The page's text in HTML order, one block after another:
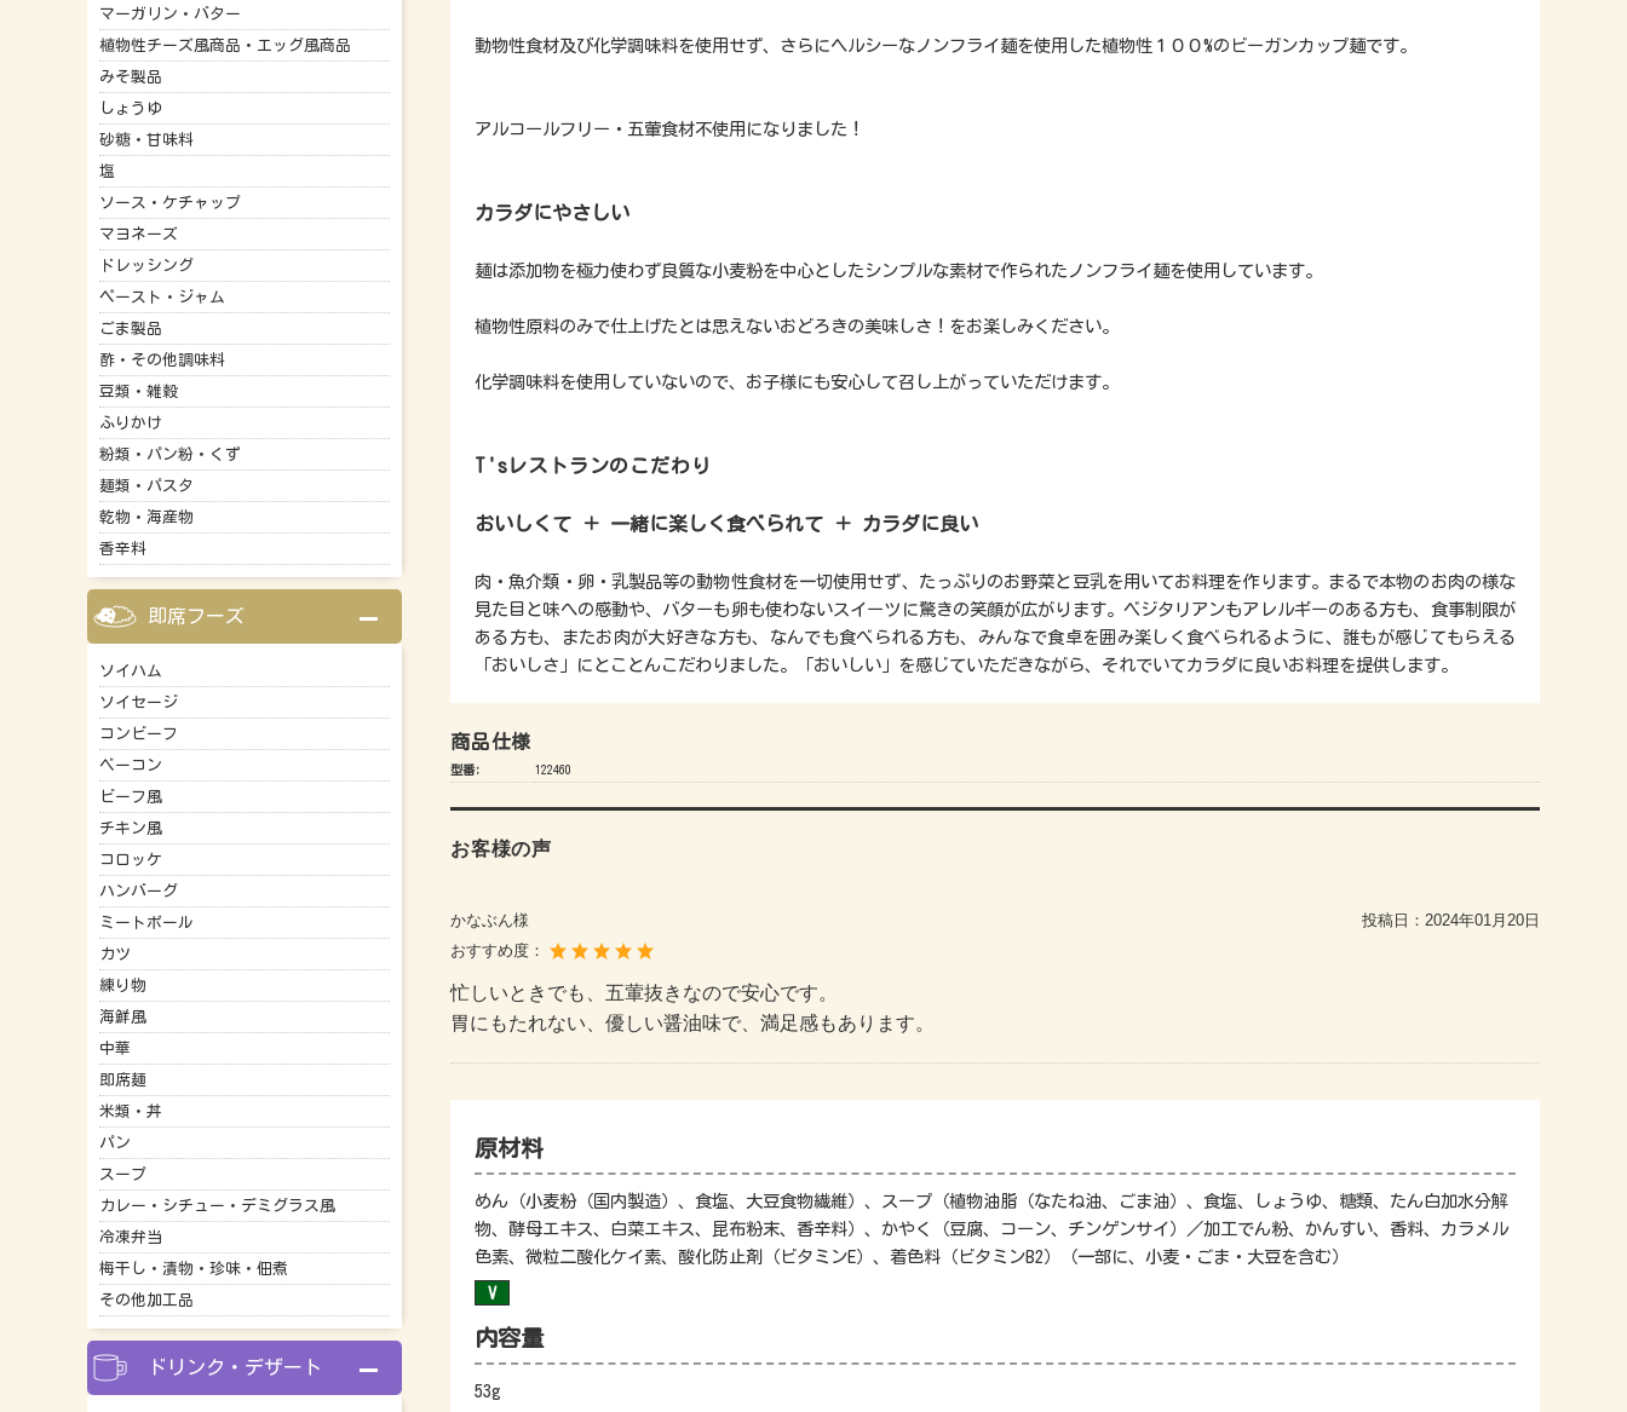
動物性食材及び化学調味料を使用せず、さらにヘルシーなノンフライ麺を使用した植物性１００%のビーガンカップ麺です。
アルコールフリー・五葷食材不使用になりました！
カラダにやさしい
麺は添加物を極力使わず良質な小麦粉を中心としたシンプルな素材で作られたノンフライ麺を使用しています。
植物性原料のみで仕上げたとは思えないおどろきの美味しさ！をお楽しみください。
化学調味料を使用していないので、お子様にも安心して召し上がっていただけます。
T'sレストランのこだわり
おいしくて ＋ 一緒に楽しく食べられて ＋ カラダに良い
肉・魚介類・卵・乳製品等の動物性食材を一切使用せず、たっぷりのお野菜と豆乳を用いてお料理を作ります。まるで本物のお肉の様な
見た目と味への感動や、バターも卵も使わないスイーツに驚きの笑顔が広がります。ベジタリアンもアレルギーのある方も、食事制限が
ある方も、またお肉が大好きな方も、なんでも食べられる方も、みんなで食卓を囲み楽しく食べられるように、誰もが感じてもらえる
「おいしさ」にとことんこだわりました。「おいしい」を感じていただきながら、それでいてカラダに良いお料理を提供します。
商品仕様
型番: 122460
お客様の声
かなぶん様 投稿日： 2024年01月20日
おすすめ度：
忙しいときでも、五葷抜きなので安心です。
胃にもたれない、優しい醤油味で、満足感もあります。
原材料
めん（小麦粉（国内製造）、食塩、大豆食物繊維）、スープ（植物油脂（なたね油、ごま油）、食塩、しょうゆ、糖類、たん白加水分解
物、酵母エキス、白菜エキス、昆布粉末、香辛料）、かやく（豆腐、コーン、チンゲンサイ）／加工でん粉、かんすい、香料、カラメル
色素、微粒二酸化ケイ素、酸化防止剤（ビタミンE）、着色料（ビタミンB2）（一部に、小麦・ごま・大豆を含む）
内容量
53g
マーガリン・バター
植物性チーズ風商品・エッグ風商品
みそ製品
しょうゆ
砂糖・甘味料
塩
ソース・ケチャップ
マヨネーズ
ドレッシング
ペースト・ジャム
ごま製品
酢・その他調味料
豆類・雑穀
ふりかけ
粉類・パン粉・くず
麺類・パスタ
乾物・海産物
香辛料
即席フーズ
ソイハム
ソイセージ
コンビーフ
ベーコン
ビーフ風
チキン風
コロッケ
ハンバーグ
ミートボール
カツ
練り物
海鮮風
中華
即席麺
米類・丼
パン
スープ
カレー・シチュー・デミグラス風
冷凍弁当
梅干し・漬物・珍味・佃煮
その他加工品
ドリンク・デザート